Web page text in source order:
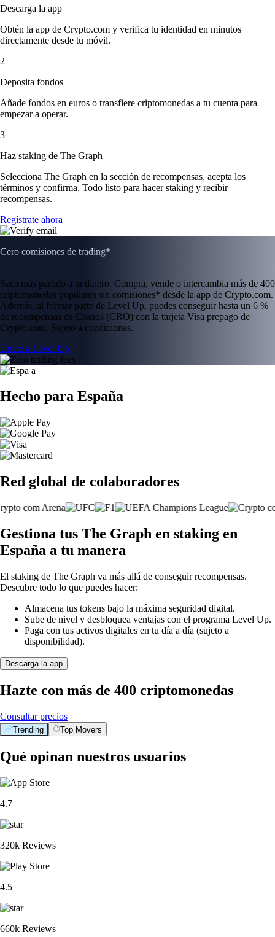
Descarga la app
Obtén la app de Crypto.com y verifica tu identidad en minutos
directamente desde tu móvil.
2
Deposita fondos
Añade fondos en euros o transfiere criptomonedas a tu cuenta para
empezar a operar.
3
Haz staking de The Graph
Selecciona The Graph en la sección de recompensas, acepta los
términos y confirma. Todo listo para hacer staking y recibir
recompensas.
Regístrate ahora
Cero comisiones de trading*
Saca más partido a tu dinero. Compra, vende o intercambia más de 400
criptomonedas populares sin comisiones* desde la app de Crypto.com.
Además, al formar parte de Level Up, puedes conseguir hasta un 6 %
de recompensas en Cronos (CRO) con la tarjeta Visa prepago de
Crypto.com. Sujeto a condiciones.
Únete a Level Up
Hecho para España
Red global de colaboradores
Gestiona tus The Graph en staking en
España a tu manera
El staking de The Graph va más allá de conseguir recompensas.
Descubre todo lo que puedes hacer:
Almacena tus tokens bajo la máxima seguridad digital.
Sube de nivel y desbloquea ventajas con el programa Level Up.
Paga con tus activos digitales en tu día a día (sujeto a
disponibilidad).
Descarga la app
Hazte con más de 400 criptomonedas
Consultar precios
Trending Top Movers
Qué opinan nuestros usuarios
4.7
320k Reviews
4.5
660k Reviews